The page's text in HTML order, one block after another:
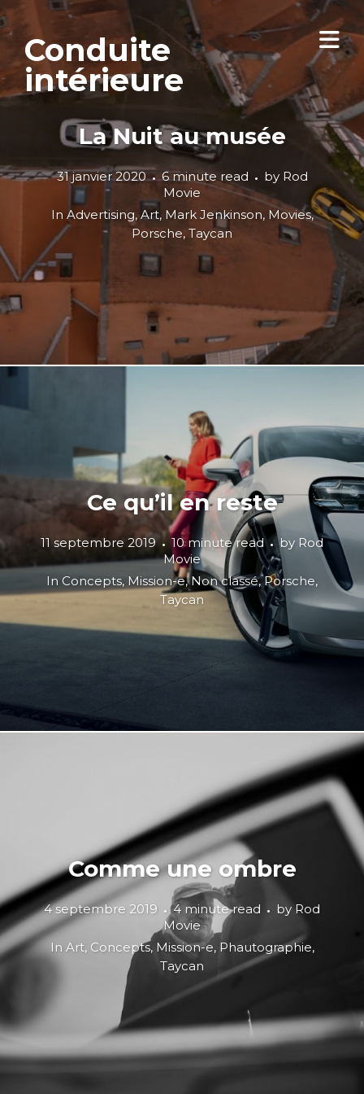
Conduite
intérieure
La Nuit au musée
31 janvier 2020 6 minute read by Rod
Movie
In Advertising,Art, Mark Jenkinson, Movies,
Porsche, Taycan
Ce qu’il en reste
11 septembre 2019 10 minute read by Rod
Movie
In Concepts, Mission-e,Non classé,Porsche,
Taycan
Comme une ombre
4 septembre 2019 4 minute read byRod
Movie
In Art, Concepts, Mission-e, Phautographie,
Taycan